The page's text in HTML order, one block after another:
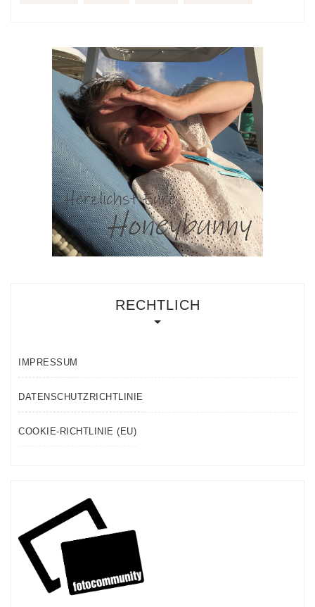
RECHTLICH
IMPRESSUM
DATENSCHUTZRICHTLINIE
COOKIE-RICHTLINIE (EU)